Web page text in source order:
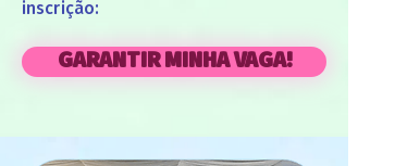
inscrição:
GARANTIR MINHA VAGA!